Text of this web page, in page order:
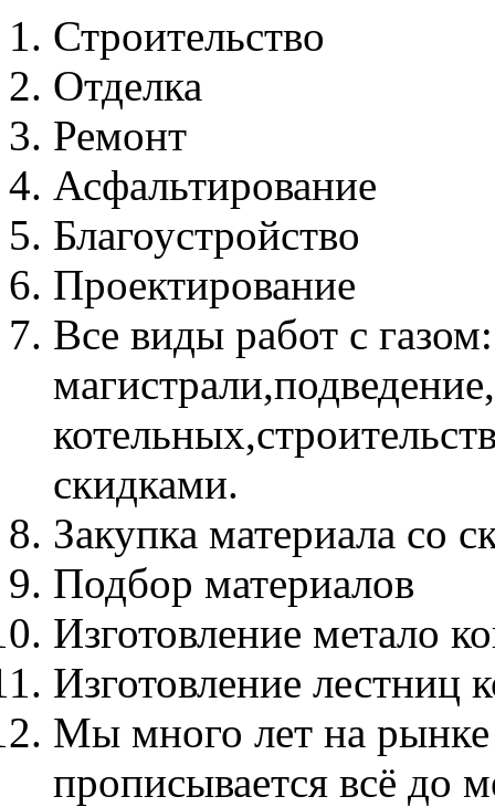
Строительство
Отделка
Ремонт
Асфальтирование
Благоустройство
Проектирование
Все виды работ с
скидками.
Закупка материала со
Подбор материалов
Изготовление метало
Изготовление лестниц
Мы много лет на рынке
прописывается всё до